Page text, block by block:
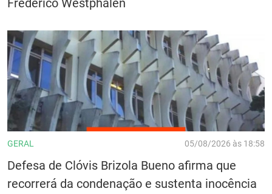
Frederico Westphalen
GERAL 05/08/2026 às 18:58
Defesa de Clóvis Brizola Bueno afirma que
recorrerá da condenação e sustenta inocência